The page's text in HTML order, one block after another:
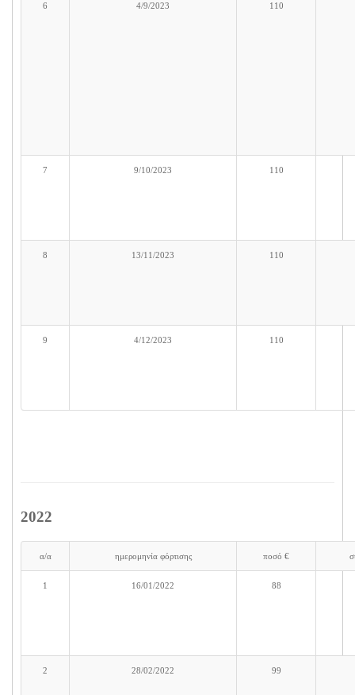
6 4/9/2023 110
7 9/10/2023 110
8 13/11/2023 110
9 4/12/2023 110
2022
α/α ημερομηνία φόρτισης ποσό €
1 16/01/2022 88
2 28/02/2022 99